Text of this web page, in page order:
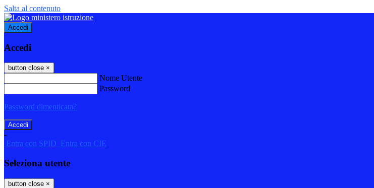
Salta al contenuto
Accedi
Accedi
button close ×
Nome Utente
Password
Password dimenticata?
-
Entra con SPID Entra con CIE
Seleziona utente
button close ×